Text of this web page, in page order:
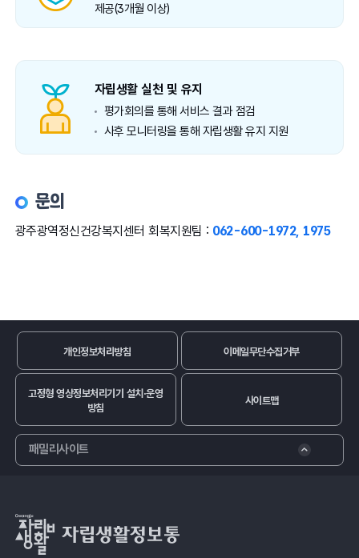
제공(3개월 이상)
자립생활 실천 및 유지
평가회의를 통해 서비스 결과 점검
사후 모니터링을 통해 자립생활 유지 지원
문의
광주광역정신건강복지센터 회복지원팀 : 062-600-1972, 1975
개인정보처리방침 이메일무단수집거부
고정형 영상정보처리기기 설치·운영
방침
사이트맵
패밀리사이트